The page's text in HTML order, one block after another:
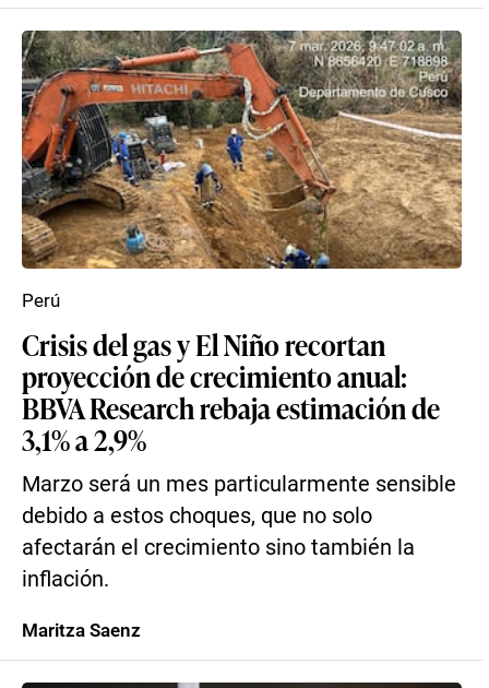
Crisis del gas y El Niño recortan
proyección de crecimiento anual:
BBVA Research rebaja estimación de
3,1% a 2,9%
Marzo será un mes particularmente sensible
debido a estos choques, que no solo
afectarán el crecimiento sino también la
inflación.
Perú
Maritza Saenz